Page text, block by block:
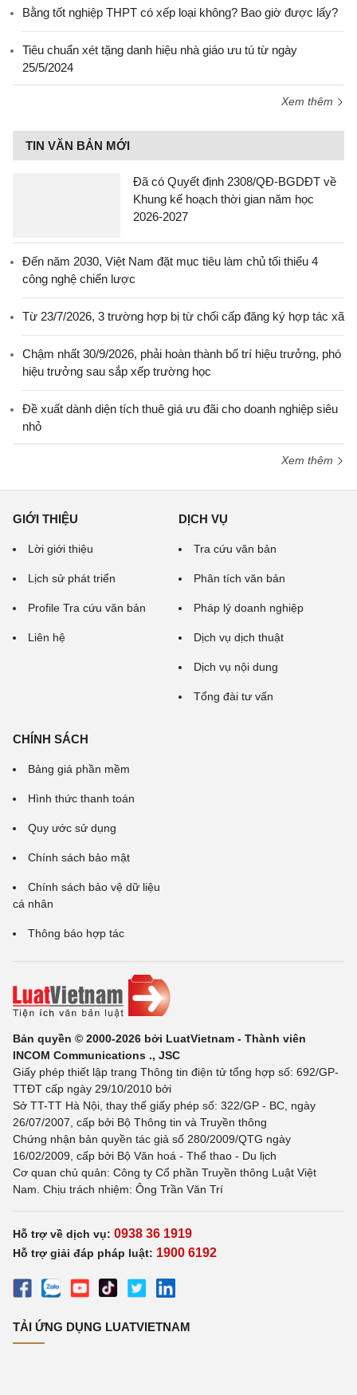
Bằng tốt nghiệp THPT có xếp loại không? Bao giờ được lấy?
Tiêu chuẩn xét tặng danh hiệu nhà giáo ưu tú từ ngày
25/5/2024
Xem thêm
TIN VĂN BẢN MỚI
Đã có Quyết định 2308/QĐ-BGDĐT về
Khung kế hoạch thời gian năm học
2026-2027
Đến năm 2030, Việt Nam đặt mục tiêu làm chủ tối thiểu 4
công nghệ chiến lược
Từ 23/7/2026, 3 trường hợp bị từ chối cấp đăng ký hợp tác xã
Chậm nhất 30/9/2026, phải hoàn thành bố trí hiệu trưởng, phó
hiệu trưởng sau sắp xếp trường học
Đề xuất dành diện tích thuê giá ưu đãi cho doanh nghiệp siêu
nhỏ
Xem thêm
GIỚI THIỆU
Lời giới thiệu
Lịch sử phát triển
Profile Tra cứu văn bản
Liên hệ
DỊCH VỤ
Tra cứu văn bản
Phân tích văn bản
Pháp lý doanh nghiệp
Dịch vụ dịch thuật
Dịch vụ nội dung
Tổng đài tư vấn
CHÍNH SÁCH
Bảng giá phần mềm
Hình thức thanh toán
Quy ước sử dụng
Chính sách bảo mật
Chính sách bảo vệ dữ liệu
cá nhân
Thông báo hợp tác
Bản quyền © 2000-2026 bởi LuatVietnam - Thành viên
INCOM Communications ., JSC
Giấy phép thiết lập trang Thông tin điện tử tổng hợp số: 692/GP-
TTĐT cấp ngày 29/10/2010 bởi
Sở TT-TT Hà Nội, thay thế giấy phép số: 322/GP - BC, ngày
26/07/2007, cấp bởi Bộ Thông tin và Truyền thông
Chứng nhận bản quyền tác giả số 280/2009/QTG ngày
16/02/2009, cấp bởi Bộ Văn hoá - Thể thao - Du lịch
Cơ quan chủ quản: Công ty Cổ phần Truyền thông Luật Việt
Nam. Chịu trách nhiệm: Ông Trần Văn Trí
Hỗ trợ về dịch vụ: 0938 36 1919
Hỗ trợ giải đáp pháp luật: 1900 6192
TẢI ỨNG DỤNG LUATVIETNAM